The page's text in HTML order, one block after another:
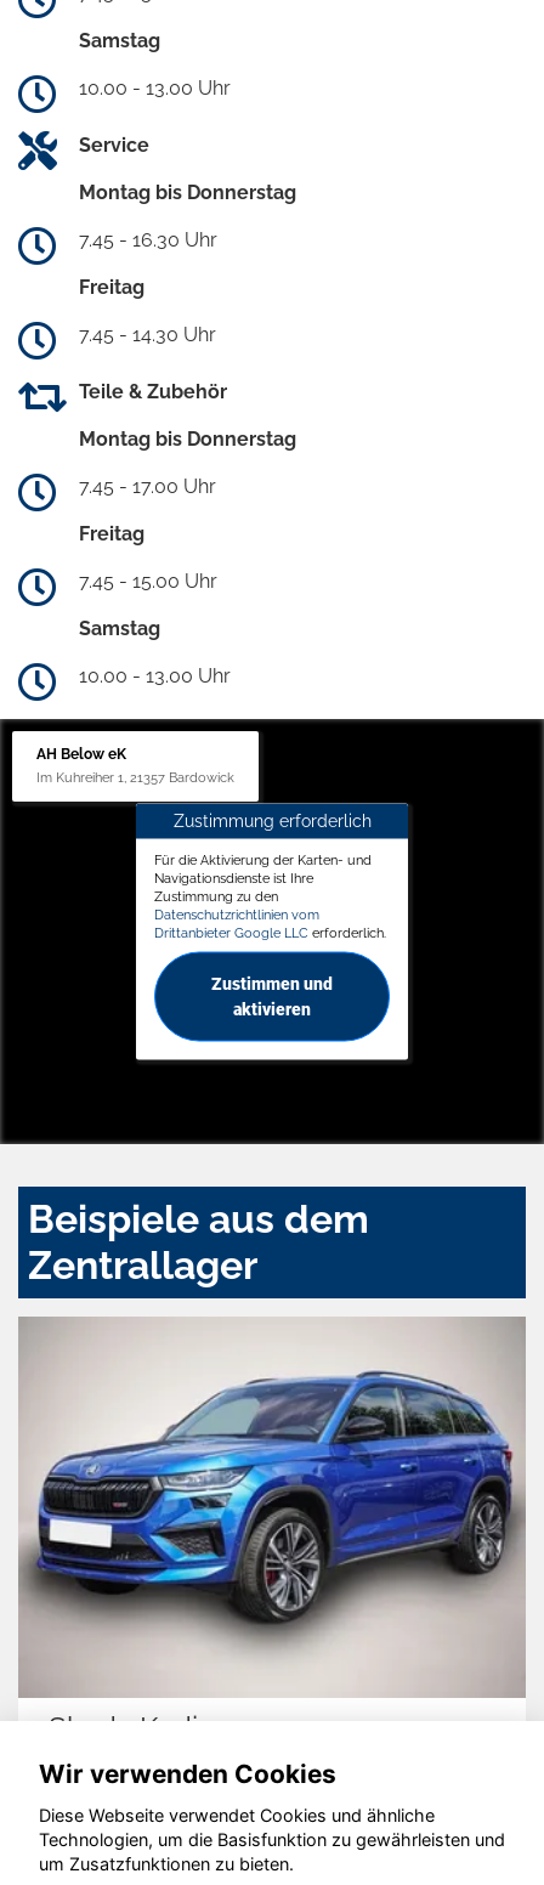
Samstag
10.00 - 13.00 Uhr
Service
Montag bis Donnerstag
7.45 - 16.30 Uhr
Freitag
7.45 - 14.30 Uhr
Teile & Zubehör
Montag bis Donnerstag
7.45 - 17.00 Uhr
Freitag
7.45 - 15.00 Uhr
Samstag
10.00 - 13.00 Uhr
AH Below eK
Im Kuhreiher 1, 21357 Bardowick
Zustimmung erforderlich
Für die Aktivierung der Karten- und
Navigationsdienste ist Ihre
Zustimmung zu den
Datenschutzrichtlinien vom
Drittanbieter Google LLC erforderlich.
Zustimmen und
aktivieren
Beispiele aus dem
Zentrallager
Skoda Kodiaq
© konjunkturmotor.de GmbH 2020 - 2026
Wir verwenden Cookies
Diese Webseite verwendet Cookies und ähnliche
Technologien, um die Basisfunktion zu gewährleisten und
um Zusatzfunktionen zu bieten.